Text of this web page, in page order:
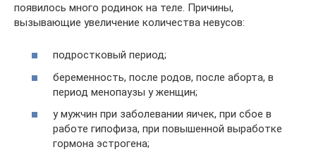
появилось много родинок на теле. Причины,
вызывающие увеличение количества невусов:
подростковый период;
беременность, после родов, после аборта, в
период менопаузы у женщин;
у мужчин при заболевании яичек, при сбое в
работе гипофиза, при повышенной выработке
гормона эстрогена;